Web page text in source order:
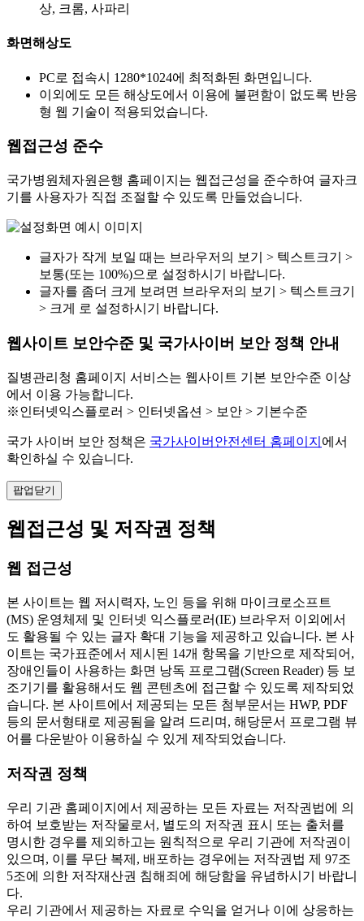
상, 크롬, 사파리
화면해상도
PC로 접속시 1280*1024에 최적화된 화면입니다.
이외에도 모든 해상도에서 이용에 불편함이 없도록 반응
형 웹 기술이 적용되었습니다.
웹접근성 준수
국가병원체자원은행 홈페이지는 웹접근성을 준수하여 글자크
기를 사용자가 직접 조절할 수 있도록 만들었습니다.
글자가 작게 보일 때는 브라우저의 보기 > 텍스트크기 >
보통(또는 100%)으로 설정하시기 바랍니다.
글자를 좀더 크게 보려면 브라우저의 보기 > 텍스트크기
> 크게 로 설정하시기 바랍니다.
웹사이트 보안수준 및 국가사이버 보안 정책 안내
질병관리청 홈페이지 서비스는 웹사이트 기본 보안수준 이상
에서 이용 가능합니다.
※인터넷익스플로러 > 인터넷옵션 > 보안 > 기본수준
국가 사이버 보안 정책은 국가사이버안전센터 홈페이지 에서
확인하실 수 있습니다.
팝업닫기
웹접근성 및 저작권 정책
웹 접근성
본 사이트는 웹 저시력자, 노인 등을 위해 마이크로소프트
(MS) 운영체제 및 인터넷 익스플로러(IE) 브라우저 이외에서
도 활용될 수 있는 글자 확대 기능을 제공하고 있습니다. 본 사
이트는 국가표준에서 제시된 14개 항목을 기반으로 제작되어,
장애인들이 사용하는 화면 낭독 프로그램(Screen Reader) 등 보
조기기를 활용해서도 웹 콘텐츠에 접근할 수 있도록 제작되었
습니다. 본 사이트에서 제공되는 모든 첨부문서는 HWP, PDF
등의 문서형태로 제공됨을 알려 드리며, 해당문서 프로그램 뷰
어를 다운받아 이용하실 수 있게 제작되었습니다.
저작권 정책
우리 기관 홈페이지에서 제공하는 모든 자료는 저작권법에 의
하여 보호받는 저작물로서, 별도의 저작권 표시 또는 출처를
명시한 경우를 제외하고는 원칙적으로 우리 기관에 저작권이
있으며, 이를 무단 복제, 배포하는 경우에는 저작권법 제 97조
5조에 의한 저작재산권 침해죄에 해당함을 유념하시기 바랍니
다.
우리 기관에서 제공하는 자료로 수익을 얻거나 이에 상응하는